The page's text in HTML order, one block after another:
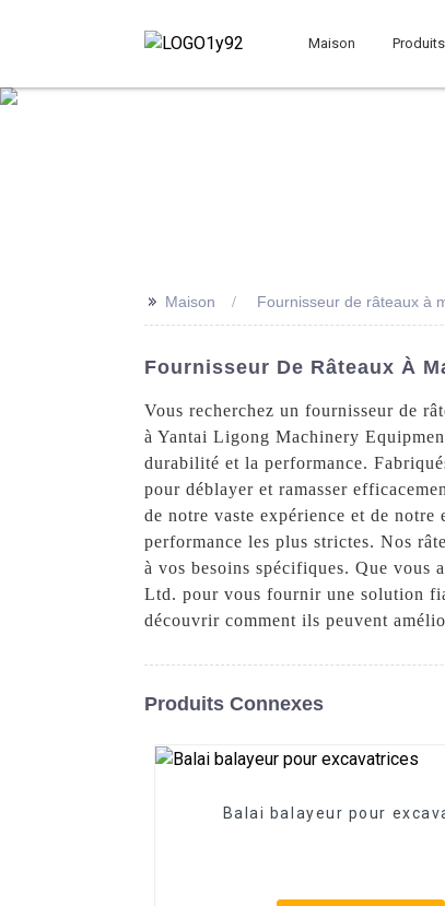
Maison Produits
>> Maison Fournisseur de râteaux à
Fournisseur De Râteaux À
Vous recherchez un fournisseur de
à Yantai Ligong Machinery
durabilité et la performance.
pour déblayer et ramasser
de notre vaste expérience et de
performance les plus strictes. Nos
à vos besoins spécifiques. Que
Ltd. pour vous fournir une solution
découvrir comment ils peuvent
Produits Connexes
Balai balayeur pour